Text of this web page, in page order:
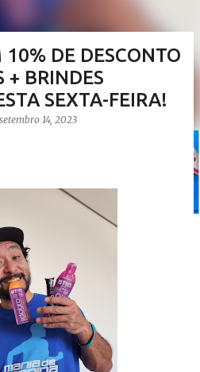
10% DE DESCONTO
+ BRINDES
SEXTA-FEIRA!
setembro 14, 2023